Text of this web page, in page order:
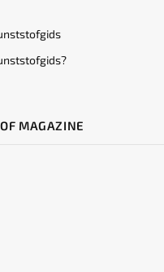
MAGAZINE